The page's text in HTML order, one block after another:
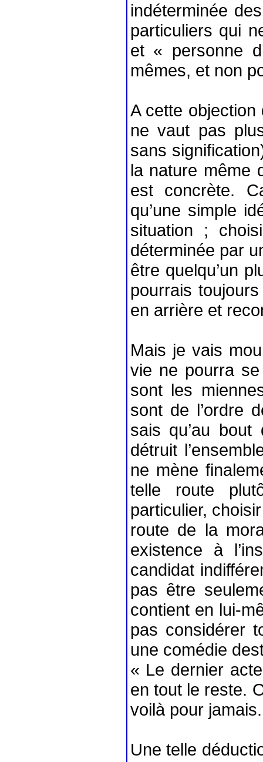
indéterminée
particuliers qui
et « personne
mêmes, et non
A cette
ne vaut pas
sans
la nature même
est concrète.
qu’une simple
situation ;
déterminée par
être quelqu’un
pourrais
en arrière et
Mais je vais
vie ne pourra
sont les
sont de l’ordre
sais qu’au
détruit
ne mène
telle route
particulier,
route de la
existence à
candidat
pas être
contient en lui-
pas considérer
une comédie
« Le dernier
en tout le reste.
voilà pour
Une telle